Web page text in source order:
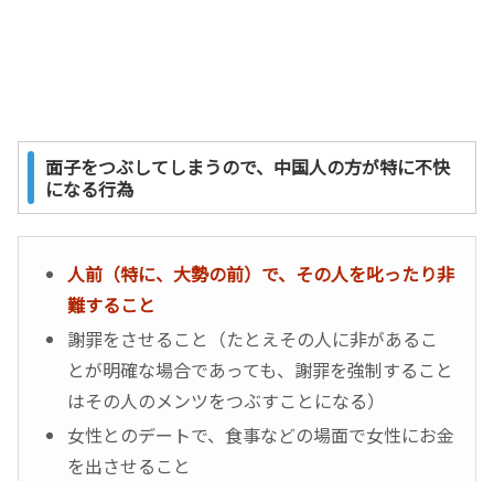
面子をつぶしてしまうので、中国人の方が特に不快
になる行為
人前（特に、大勢の前）で、その人を叱ったり非
難すること
謝罪をさせること（たとえその人に非があるこ
とが明確な場合であっても、謝罪を強制すること
はその人のメンツをつぶすことになる）
女性とのデートで、食事などの場面で女性にお金
を出させること